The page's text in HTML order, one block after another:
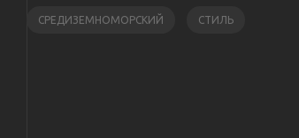
СРЕДИЗЕМНОМОРСКИЙ СТИЛЬ